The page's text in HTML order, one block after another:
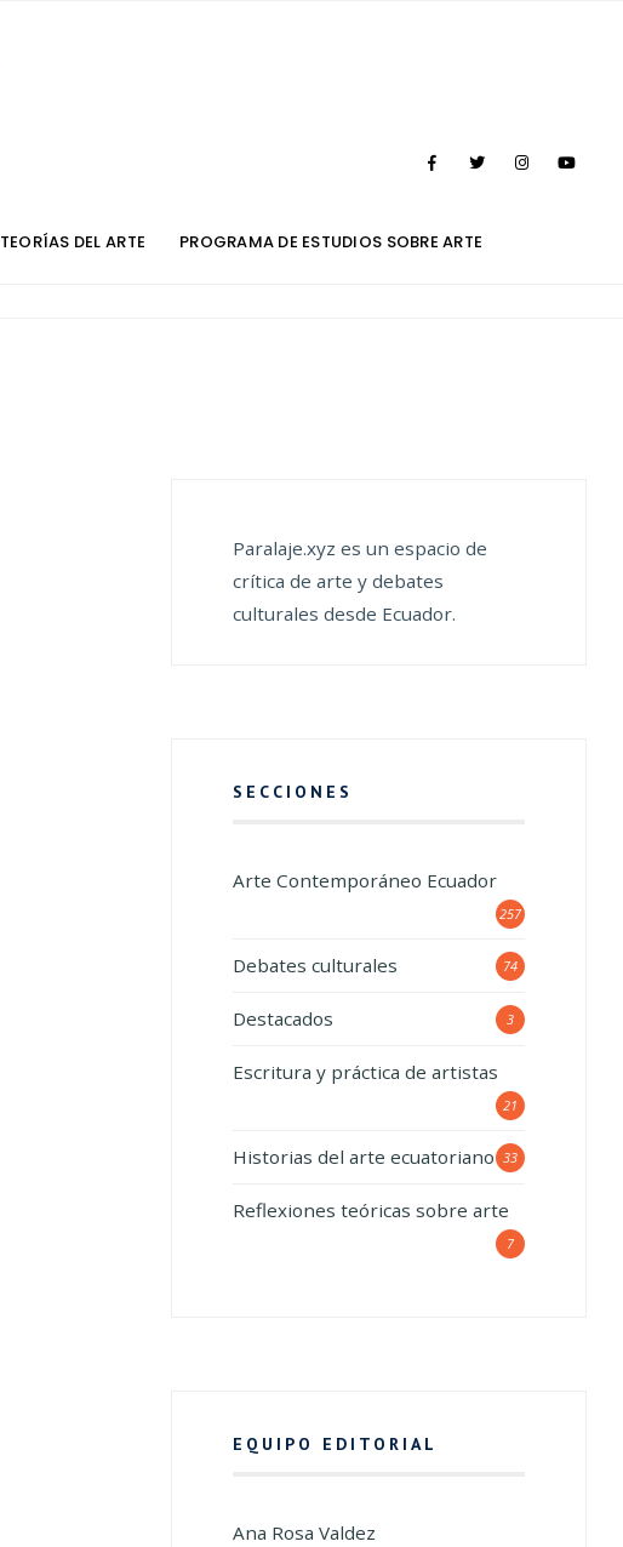
TEORÍAS DEL ARTE PROGRAMA DE ESTUDIOS SOBRE ARTE
Paralaje.xyz es un espacio de
crítica de arte y debates
culturales desde Ecuador.
SECCIONES
Arte Contemporáneo Ecuador
257
Debates culturales 74
Destacados 3
Escritura y práctica de artistas
21
Historias del arte ecuatoriano 33
Reflexiones teóricas sobre arte
7
EQUIPO EDITORIAL
Ana Rosa Valdez